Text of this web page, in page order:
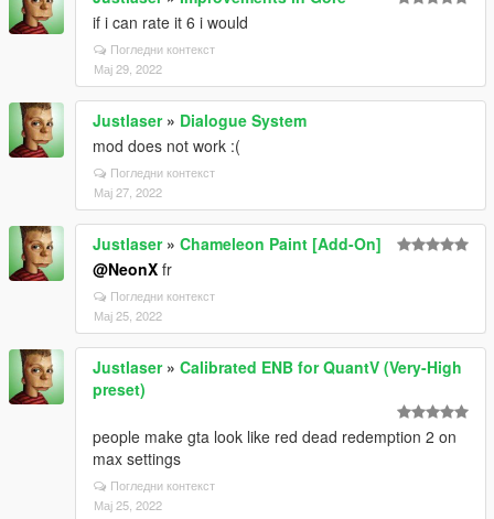
if i can rate it 6 i would
Погледни контекст
Мај 29, 2022
Justlaser» Dialogue System
mod does not work :(
Погледни контекст
Мај 27, 2022
Justlaser» Chameleon Paint [Add-On]
@NeonX fr
Погледни контекст
Мај 25, 2022
Justlaser» Calibrated ENB for QuantV (Very-High
preset)
people make gta look like red dead redemption 2 on
max settings
Погледни контекст
Мај 25, 2022